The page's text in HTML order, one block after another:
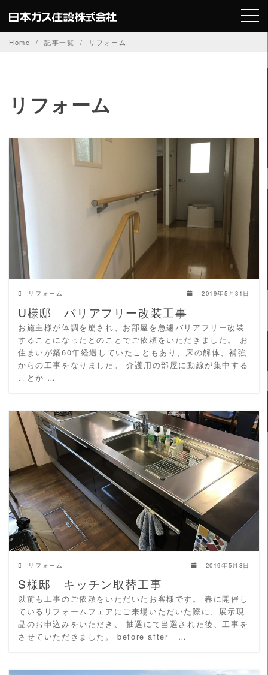
to
content
Home 記事一覧 リフォーム
リフォーム
READ MORE
リフォーム 2019年5月31日
U様邸 バリアフリー改装工事
お施主様が体調を崩され、お部屋を急遽バリアフリー改装
することになったとのことでご依頼をいただきました。 お
住まいが築60年経過していたこともあり、床の解体、補強
からの工事をなりました。 介護用の部屋に動線が集中する
ことか …
READ MORE
リフォーム 2019年5月8日
S様邸 キッチン取替工事
以前も工事のご依頼をいただいたお客様です。 春に開催し
ているリフォームフェアにご来場いただいた際に、展示現
品のお申込みをいただき、 抽選にて当選された後、工事を
させていただきました。 before after …